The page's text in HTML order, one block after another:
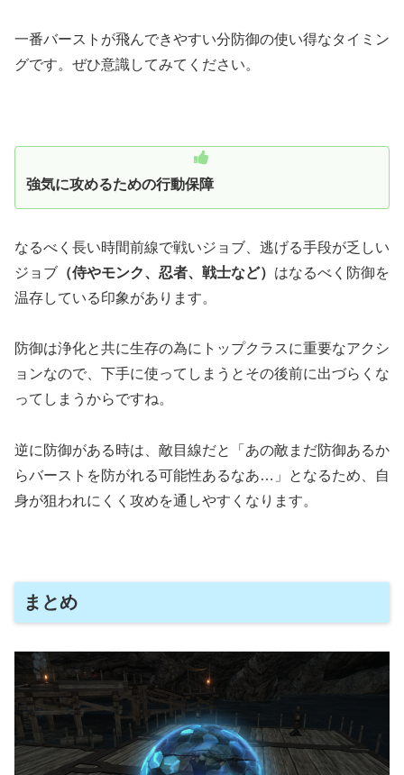
一番バーストが飛んできやすい分防御の使い得なタイミン
グです。ぜひ意識してみてください。
強気に攻めるための行動保障
なるべく長い時間前線で戦いジョブ、逃げる手段が乏しい
ジョブ （侍やモンク、忍者、戦士など） はなるべく防御を
温存している印象があります。
防御は浄化と共に生存の為にトップクラスに重要なアクシ
ョンなので、下手に使ってしまうとその後前に出づらくな
ってしまうからですね。
逆に防御がある時は、敵目線だと「あの敵まだ防御あるか
らバーストを防がれる可能性あるなあ…」となるため、自
身が狙われにくく攻めを通しやすくなります。
まとめ